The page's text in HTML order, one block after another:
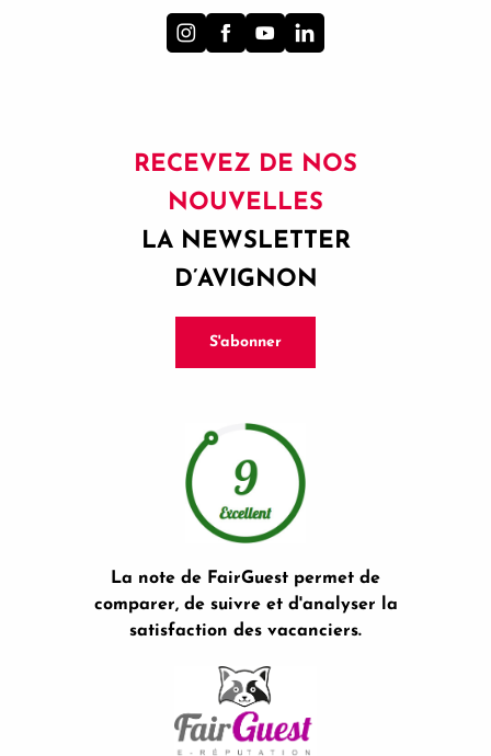
RECEVEZ DE NOS
NOUVELLES
LA NEWSLETTER
D’AVIGNON
S'abonner
La note de FairGuest permet de
comparer, de suivre et d'analyser la
satisfaction des vacanciers.